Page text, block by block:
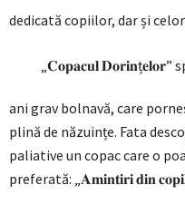
dedicată copiilor, dar și
„𝐂𝐨𝐩𝐚𝐜𝐮𝐥
ani grav bolnavă, care
plină de năzuințe. Fata
paliative un copac care o
preferată: „𝐀𝐦𝐢𝐧𝐭𝐢𝐫𝐢 𝐝𝐢𝐧